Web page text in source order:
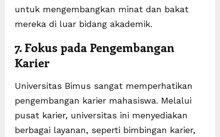
untuk mengembangkan minat dan bakat
mereka di luar bidang akademik.
7. Fokus pada Pengembangan
Karier
Universitas Bimus sangat memperhatikan
pengembangan karier mahasiswa. Melalui
pusat karier, universitas ini menyediakan
berbagai layanan, seperti bimbingan karier,